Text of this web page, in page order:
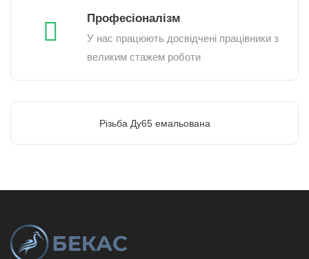
Професіоналізм
У нас працюють досвідчені працівники з
великим стажем роботи
Різьба Ду65 емальована